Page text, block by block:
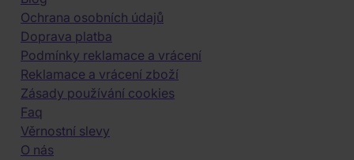
Ochrana osobních údajů
Doprava platba
Podmínky reklamace a vrácení
Reklamace a vrácení zboží
Zásady používání cookies
Faq
Věrnostní slevy
O nás